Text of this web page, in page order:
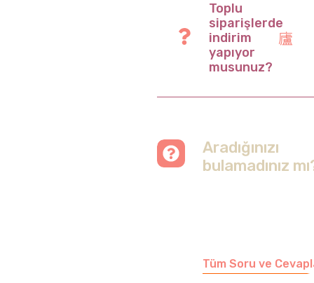
Toplu
siparişlerde
indirim
yapıyor
musunuz?
Aradığınızı
bulamadınız
Tüm Soru ve